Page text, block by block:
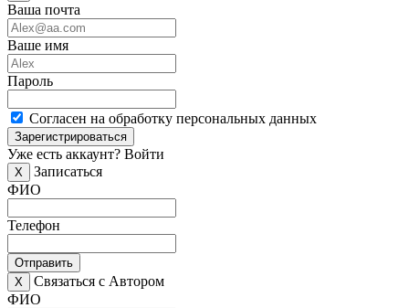
Ваша почта
Ваше имя
Пароль
Согласен на обработку персональных данных
Зарегистрироваться
Уже есть аккаунт? Войти
X
Записаться
ФИО
Телефон
Отправить
X
Связаться с Автором
ФИО